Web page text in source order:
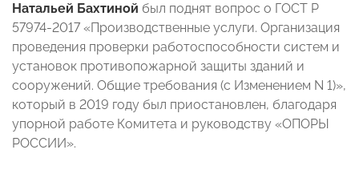
Натальей Бахтиной был поднят вопрос о ГОСТ Р
57974-2017 «Производственные услуги. Организация
проведения проверки работоспособности систем и
установок противопожарной защиты зданий и
сооружений. Общие требования (с Изменением N 1)»,
который в 2019 году был приостановлен, благодаря
упорной работе Комитета и руководству «ОПОРЫ
РОССИИ».